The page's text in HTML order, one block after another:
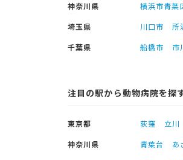
神奈川県
横浜市青葉
埼玉県
川口市 所
千葉県
船橋市 市
注目の駅から動物病院を探
東京都 荻窪 立川
神奈川県
青葉台 あ